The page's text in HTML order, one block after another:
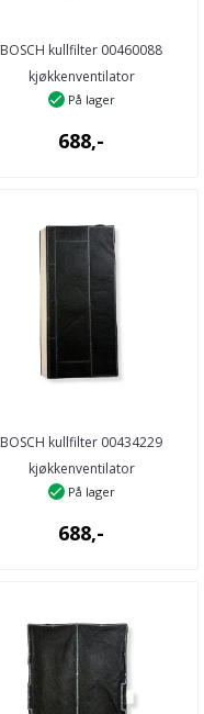
BOSCH kullfilter 00460088
kjøkkenventilator
På lager
688,-
BOSCH kullfilter 00434229
kjøkkenventilator
På lager
688,-